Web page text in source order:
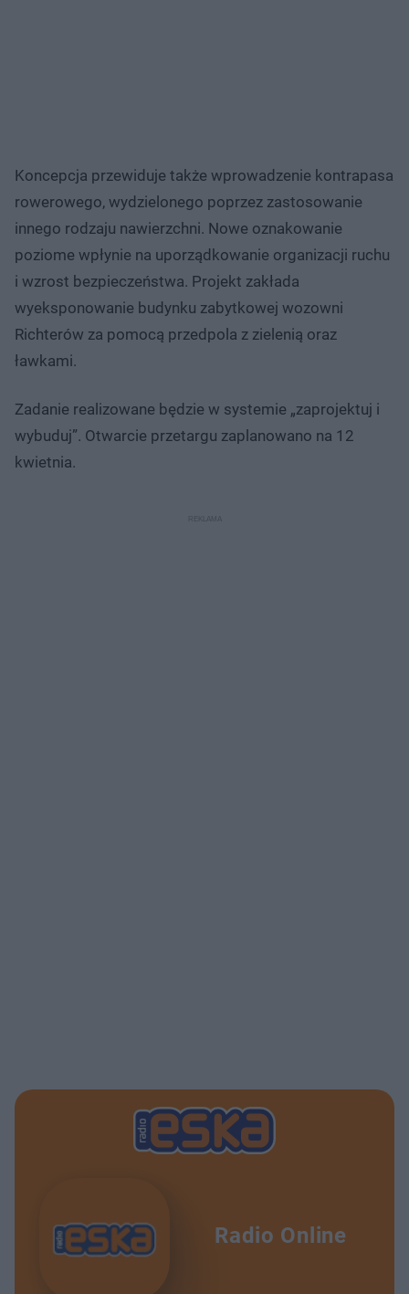
Koncepcja przewiduje także wprowadzenie kontrapasa
rowerowego, wydzielonego poprzez zastosowanie
innego rodzaju nawierzchni. Nowe oznakowanie
poziome wpłynie na uporządkowanie organizacji ruchu
i wzrost bezpieczeństwa. Projekt zakłada
wyeksponowanie budynku zabytkowej wozowni
Richterów za pomocą przedpola z zielenią oraz
ławkami.
Zadanie realizowane będzie w systemie „zaprojektuj i
wybuduj”. Otwarcie przetargu zaplanowano na 12
kwietnia.
Radio Online